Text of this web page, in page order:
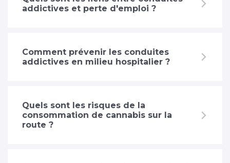
addictives et perte d'emploi ?
Comment prévenir les conduites
addictives en milieu hospitalier ?
Quels sont les risques de la
consommation de cannabis sur la
route ?